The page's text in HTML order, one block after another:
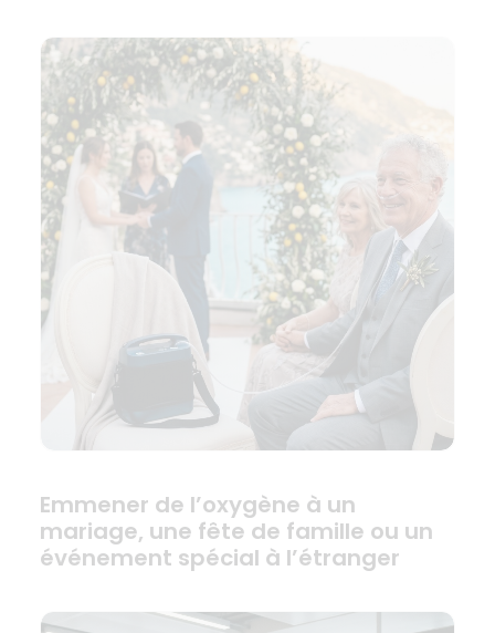
Emmener de l’oxygène à un
mariage, une fête de famille ou un
événement spécial à l’étranger